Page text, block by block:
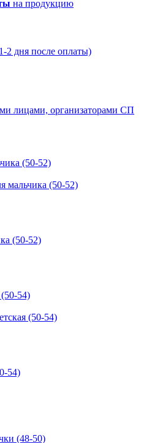
на продукцию
2 дня после оплаты)
лицами, организаторами СП
мальчика (50-52)
(50-52)
(50-54)
54)